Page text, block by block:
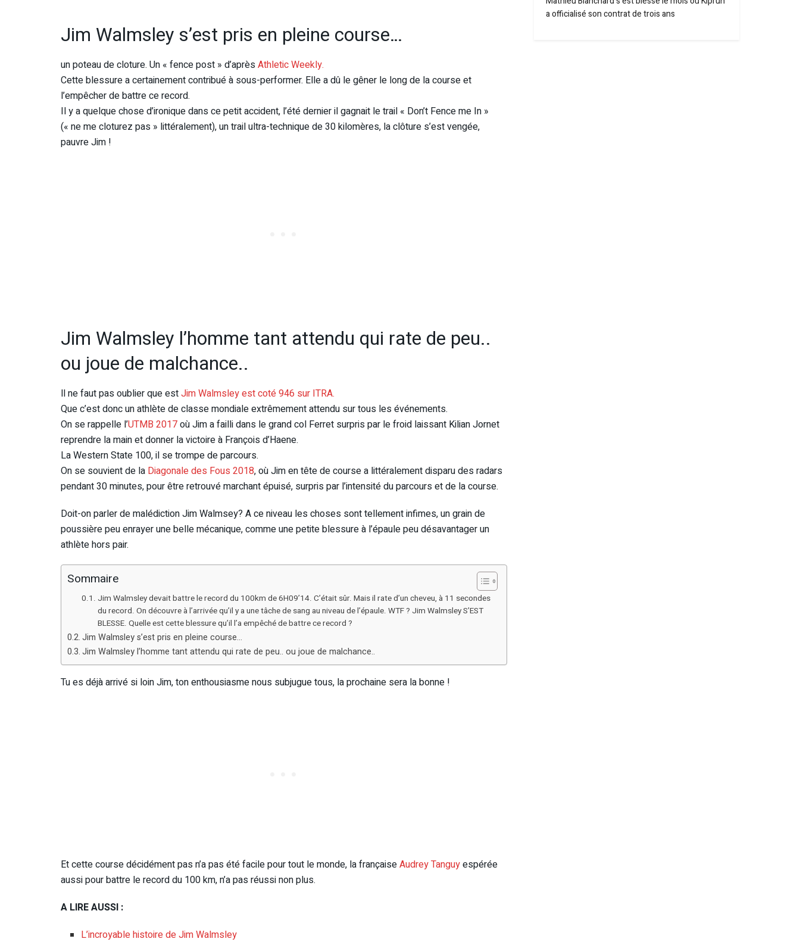
Jim Walmsley s’est pris en pleine course…
un poteau de cloture. Un « fence post » d’aprèsAthletic Weekly.
Cette blessure a certainement contribué à sous-performer. Elle a dû le gêner le long de la course et
l’empêcher de battre ce record.
Il y a quelque chose d’ironique dans ce petit accident, l’été dernier il gagnait le trail « Don’t Fence me In »
(« ne me cloturez pas » littéralement), un trail ultra-technique de 30 kilomères, la clôture s’est vengée,
pauvre Jim !
Jim Walmsley l’homme tant attendu qui rate de peu..
ou joue de malchance..
ll ne faut pas oublier que estJim Walmsley est coté 946 sur ITRA.
Que c’est donc un athlète de classe mondiale extrêmement attendu sur tous les événements.
On se rappelle l’UTMB 2017où Jim a failli dans le grand col Ferret surpris par le froid laissant Kilian Jornet
reprendre la main et donner la victoire à François d’Haene.
La Western State 100, il se trompe de parcours.
On se souvient de la Diagonale des Fous 2018, où Jim en tête de course a littéralement disparu des radars
pendant 30 minutes, pour être retrouvé marchant épuisé, surpris par l’intensité du parcours et de la course.
Doit-on parler de malédiction Jim Walmsey? A ce niveau les choses sont tellement infimes, un grain de
poussière peu enrayer une belle mécanique, comme une petite blessure à l’épaule peu désavantager un
athlète hors pair.
Sommaire
Jim Walmsley devait battre le record du 100km de 6H09’14. C’était sûr. Mais il rate d’un cheveu, à 11 secondes
du record. On découvre à l’arrivée qu’il y a une tâche de sang au niveau de l’épaule. WTF ? Jim Walmsley S’EST
BLESSE. Quelle est cette blessure qu’il l’a empêché de battre ce record ?
Jim Walmsley s’est pris en pleine course…
Jim Walmsley l’homme tant attendu qui rate de peu.. ou joue de malchance..
Tu es déjà arrivé si loin Jim, ton enthousiasme nous subjugue tous, la prochaine sera la bonne !
Et cette course décidément pas n’a pas été facile pour tout le monde, la françaiseAudrey Tanguyespérée
aussi pour battre le record du 100 km, n’a pas réussi non plus.
A LIRE AUSSI :
L’incroyable histoire de Jim Walmsley
a officialisé son contrat de trois ans